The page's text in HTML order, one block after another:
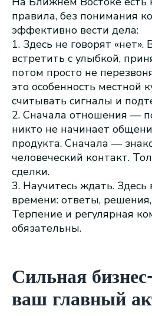
правила, без понимания
эффективно вести дела:
1. Здесь не говорят «нет».
встретить с улыбкой,
потом просто не
это особенность местной
считывать сигналы и
2. Сначала отношения —
никто не начинает
продукта. Сначала —
человеческий контакт.
сделки.
3. Научитесь ждать. Здесь
времени: ответы,
Терпение и регулярная
обязательны.
Сильная
ваш главный